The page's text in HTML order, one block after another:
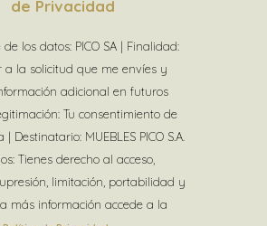
de Privacidad
los datos: PICO SA | Finalidad:
a la solicitud que me envíes y
adicional en futuros
Tu consentimiento de
Destinatario: MUEBLES PICO S.A.
Tienes derecho al acceso,
limitación, portabilidad y
más información accede a la